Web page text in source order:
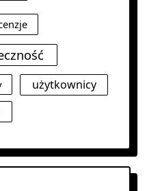
użytkownicy